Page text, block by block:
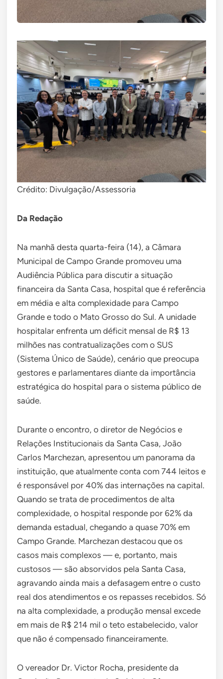
Crédito: Divulgação/Assessoria
Da Redação
Na manhã desta quarta-feira (14), a Câmara
Municipal de Campo Grande promoveu uma
Audiência Pública para discutir a situação
financeira da Santa Casa, hospital que é referência
em média e alta complexidade para Campo
Grande e todo o Mato Grosso do Sul. A unidade
hospitalar enfrenta um déficit mensal de R$ 13
milhões nas contratualizações com o SUS
(Sistema Único de Saúde), cenário que preocupa
gestores e parlamentares diante da importância
estratégica do hospital para o sistema público de
saúde.
Durante o encontro, o diretor de Negócios e
Relações Institucionais da Santa Casa, João
Carlos Marchezan, apresentou um panorama da
instituição, que atualmente conta com 744 leitos e
é responsável por 40% das internações na capital.
Quando se trata de procedimentos de alta
complexidade, o hospital responde por 62% da
demanda estadual, chegando a quase 70% em
Campo Grande. Marchezan destacou que os
casos mais complexos — e, portanto, mais
custosos — são absorvidos pela Santa Casa,
agravando ainda mais a defasagem entre o custo
real dos atendimentos e os repasses recebidos. Só
na alta complexidade, a produção mensal excede
em mais de R$ 214 mil o teto estabelecido, valor
que não é compensado financeiramente.
O vereador Dr. Victor Rocha, presidente da